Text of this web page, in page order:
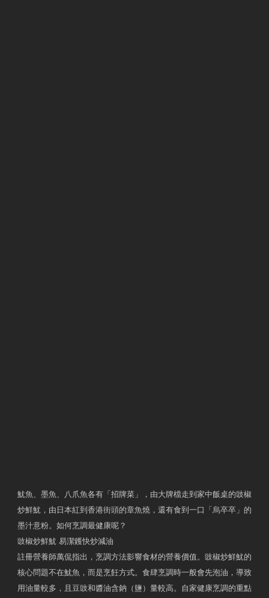
魷魚、墨魚、八爪魚各有「招牌菜」，由大牌檔走到家中飯桌的豉椒
炒鮮魷，由日本紅到香港街頭的章魚燒，還有食到一口「烏卒卒」的
墨汁意粉。如何烹調最健康呢？
豉椒炒鮮魷 易潔鑊快炒減油
註冊營養師萬侃指出，烹調方法影響食材的營養價值。豉椒炒鮮魷的
核心問題不在魷魚，而是烹飪方式。食肆烹調時一般會先泡油，導致
用油量較多，且豆豉和醬油含鈉（鹽）量較高。自家健康烹調的重點